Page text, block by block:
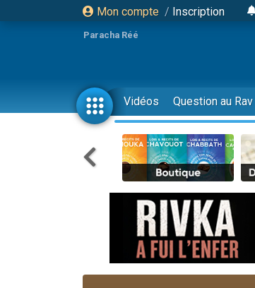
Mon compte / Inscription
Paracha Réé
Vidéos Question au Rav